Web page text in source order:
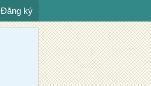
Đăng ký